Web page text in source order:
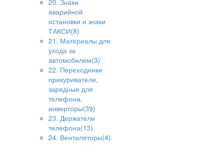
20. Знаки
аварийной
остановки и знаки
ТАКСИ(8)
21. Материалы для
ухода за
автомобилем(3)
22. Переходники
прикуриватели,
зарядные для
телефона,
инверторы(39)
23. Держатели
телефона(13)
24. Вентиляторы(4)